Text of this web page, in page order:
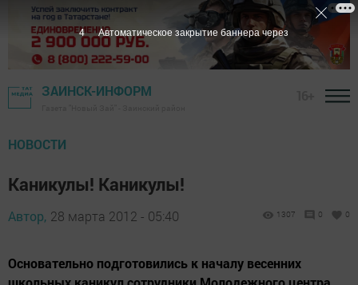
ЗАИНСК-ИНФОРМ
НОВОСТИ
Каникулы! Каникулы!
Автор, 28 марта 2012 - 05:40 1307 0 0
Основательно подготовились к началу весенних
3 Автоматическое закрытие баннера через